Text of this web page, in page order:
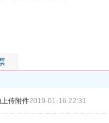
传附件2019-01-16 22:31